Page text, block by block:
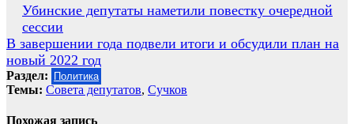
Навигация
по
записям
Убинские депутаты наметили повестку очередной
сессии
В завершении года подвели итоги и обсудили план на
новый 2022 год
Раздел: Политика
Темы: Совета депутатов, Сучков
Похожая запись